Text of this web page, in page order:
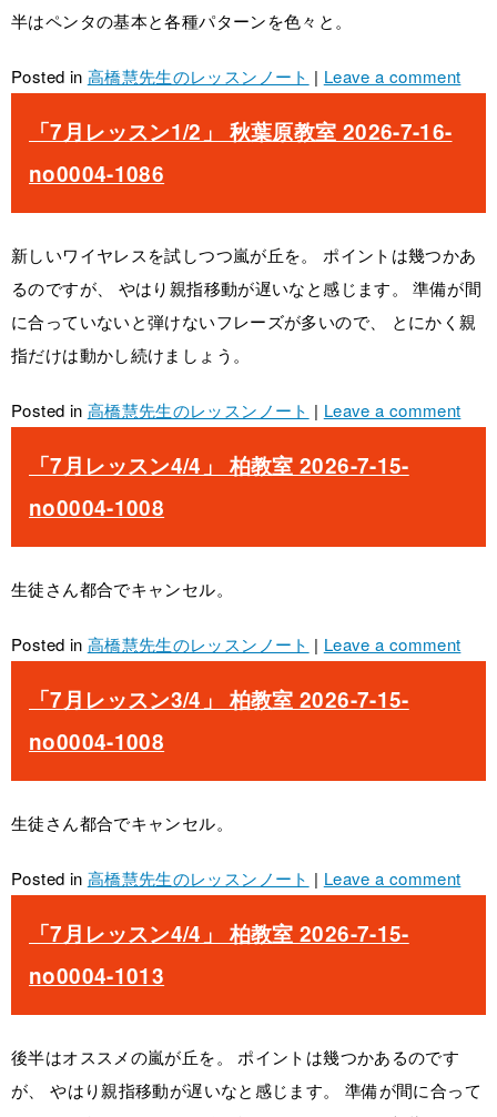
半はペンタの基本と各種パターンを色々と。
Posted in 高橋慧先生のレッスンノート | Leave a comment
「7月レッスン1/2」 秋葉原教室 2026-7-16-
no0004-1086
新しいワイヤレスを試しつつ嵐が丘を。 ポイントは幾つかあ
るのですが、 やはり親指移動が遅いなと感じます。 準備が間
に合っていないと弾けないフレーズが多いので、 とにかく親
指だけは動かし続けましょう。
Posted in 高橋慧先生のレッスンノート | Leave a comment
「7月レッスン4/4」 柏教室 2026-7-15-
no0004-1008
生徒さん都合でキャンセル。
Posted in 高橋慧先生のレッスンノート | Leave a comment
「7月レッスン3/4」 柏教室 2026-7-15-
no0004-1008
生徒さん都合でキャンセル。
Posted in 高橋慧先生のレッスンノート | Leave a comment
「7月レッスン4/4」 柏教室 2026-7-15-
no0004-1013
後半はオススメの嵐が丘を。 ポイントは幾つかあるのです
が、 やはり親指移動が遅いなと感じます。 準備が間に合って